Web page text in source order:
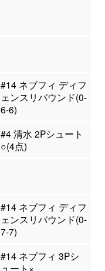
#14 ネブフィ ディフ
ェンスリバウンド(0-
6-6)
#4 清水 2Pシュート
○(4点)
#14 ネブフィ ディフ
ェンスリバウンド(0-
7-7)
#14 ネブフィ 3Pシ
ュート×